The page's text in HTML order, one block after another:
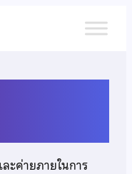
ะค่ายภายในการ